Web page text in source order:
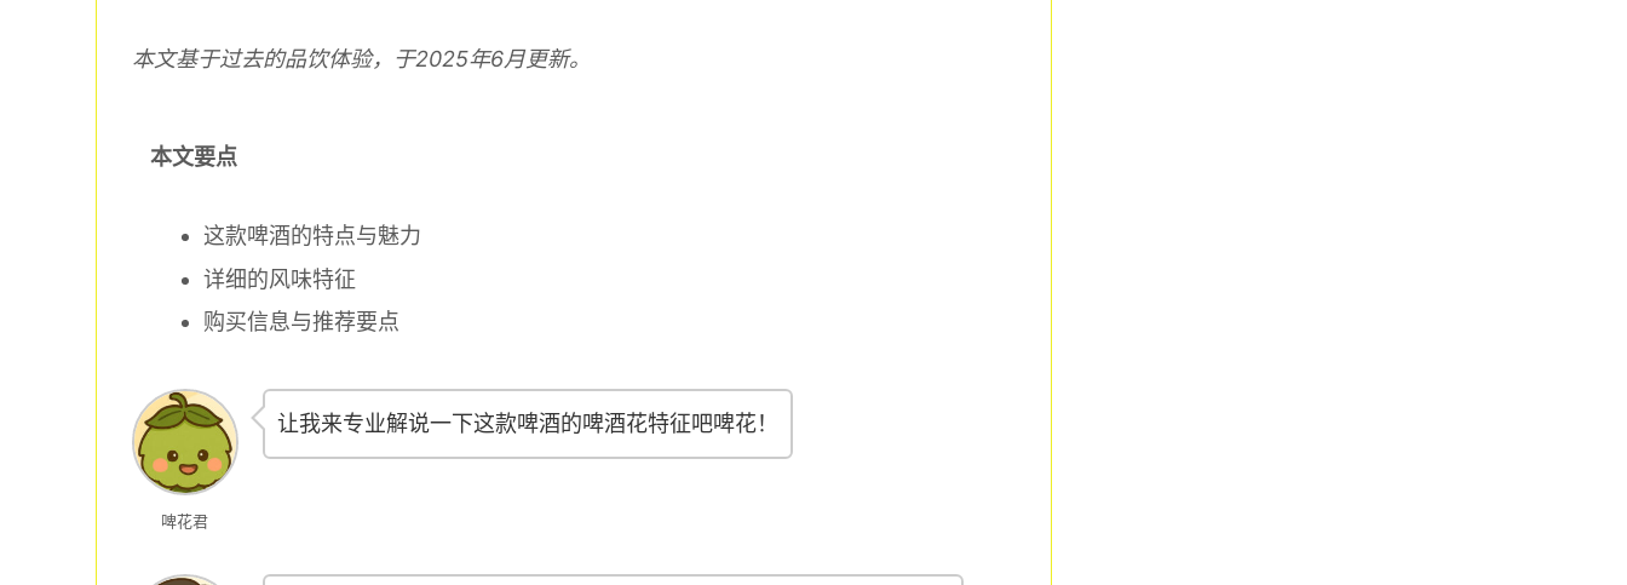
本文基于过去的品饮体验，于2025年6月更新。
本文要点
这款啤酒的特点与魅力
详细的风味特征
购买信息与推荐要点
啤花君
让我来专业解说一下这款啤酒的啤酒花特征吧啤花！